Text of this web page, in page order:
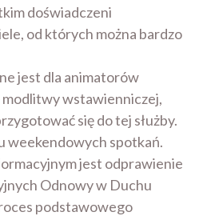
doświadczeni
od których można bardzo
jest dla animatorów
modlitwy wstawienniczej,
się do tej służby.
weekendowych spotkań.
jest odprawienie
Odnowy w Duchu
podstawowego